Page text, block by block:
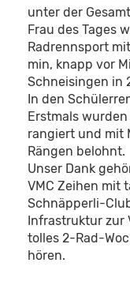
unter der
Frau des Tages
Radrennsport
min, knapp vor
Schneisingen in
In den
Erstmals
rangiert und mit
Rängen belohnt.
Unser Dank
VMC Zeihen mit
Schnäpperli-
Infrastruktur zur
tolles 2-Rad-
hören.